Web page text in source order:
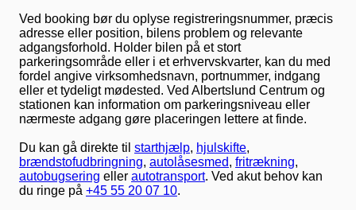
Ved booking bør du oplyse registreringsnummer, præcis
adresse eller position, bilens problem og relevante
adgangsforhold. Holder bilen på et stort
parkeringsområde eller i et erhvervskvarter, kan du med
fordel angive virksomhedsnavn, portnummer, indgang
eller et tydeligt mødested. Ved Albertslund Centrum og
stationen kan information om parkeringsniveau eller
nærmeste adgang gøre placeringen lettere at finde.
Du kan gå direkte til starthjælp, hjulskifte,
brændstofudbringning, autolåsesmed, fritrækning,
autobugsering eller autotransport. Ved akut behov kan
du ringe på +45 55 20 07 10.